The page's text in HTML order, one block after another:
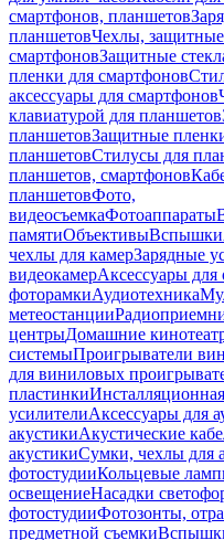
смартфонов, планшетов
планшетовЧехлы, защитные
смартфоновЗащитные
пленки для смартфонов
аксессуары для смартфонов
клавиатурой для планшетов
планшетовЗащитные
планшетовСтилусы для
планшетов, смартфонов
планшетовФото,
видеосъемкаФотоаппараты
памятиОбъективыВспышки
чехлы для камерЗарядные
видеокамерАксессуары для
фоторамкиАудиотехника
метеостанции
центрыДомашние
системыПроигрыватели
для виниловых
пластинки
усилителиАксессуары для
акустикиАкустические
акустикиСумки, чехлы для
фотостудииКольцевые
освещениеНасадки
фотостудииФотозонты,
предметной съемки